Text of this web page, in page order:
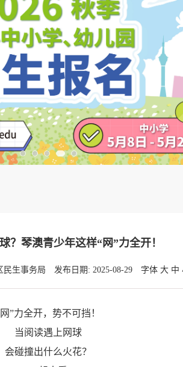
？琴澳青少年这样“网”力全开！
民生事务局 发布日期: 2025-08-29 字体 大 中
”力全开，势不可挡！
当阅读遇上网球
会碰撞出什么火花？